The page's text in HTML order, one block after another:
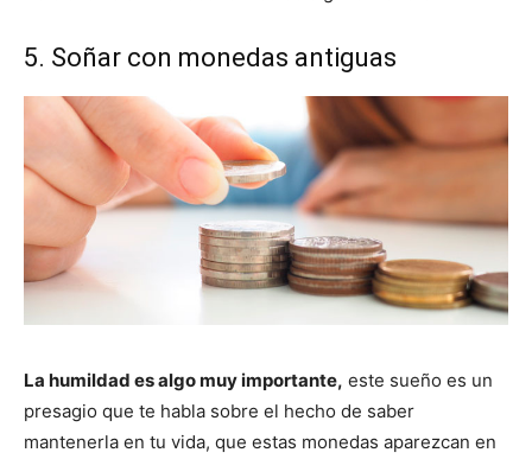
5. Soñar con monedas antiguas
La humildad es algo muy importante, este sueño es un
presagio que te habla sobre el hecho de saber
mantenerla en tu vida, que estas monedas aparezcan en